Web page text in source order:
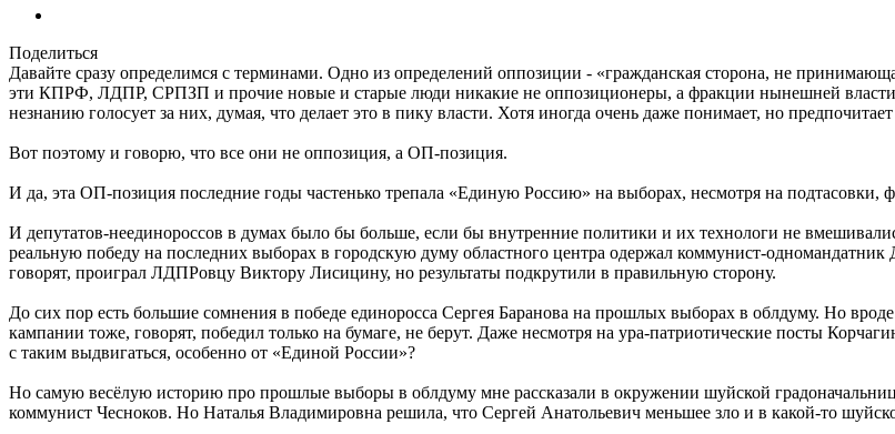
Поделиться
Давайте сразу определимся с терминами. Одно из определений оппозиции - «гражданская сторона, не
эти КПРФ, ЛДПР, СРПЗП и прочие новые и старые люди никакие не оппозиционеры, а фракции нынешней власти
незнанию голосует за них, думая, что делает это в пику власти. Хотя иногда очень даже понимает, но
Вот поэтому и говорю, что все они не оппозиция, а ОП-позиция.
И да, эта ОП-позиция последние годы частенько трепала «Единую Россию» на выборах, несмотря на подтасовки,
И депутатов-неединороссов в думах было бы больше, если бы внутренние политики и их технологи не
реальную победу на последних выборах в городскую думу областного центра одержал коммунист-
говорят, проиграл ЛДПРовцу Виктору Лисицину, но результаты подкрутили в правильную сторону.
До сих пор есть большие сомнения в победе единоросса Сергея Баранова на прошлых выборах в облдуму. Но
кампании тоже, говорят, победил только на бумаге, не берут. Даже несмотря на ура-патриотические посты
с таким выдвигаться, особенно от «Единой России»?
Но самую весёлую историю про прошлые выборы в облдуму мне рассказали в окружении шуйской
коммунист Чесноков. Но Наталья Владимировна решила, что Сергей Анатольевич меньшее зло и в какой-то